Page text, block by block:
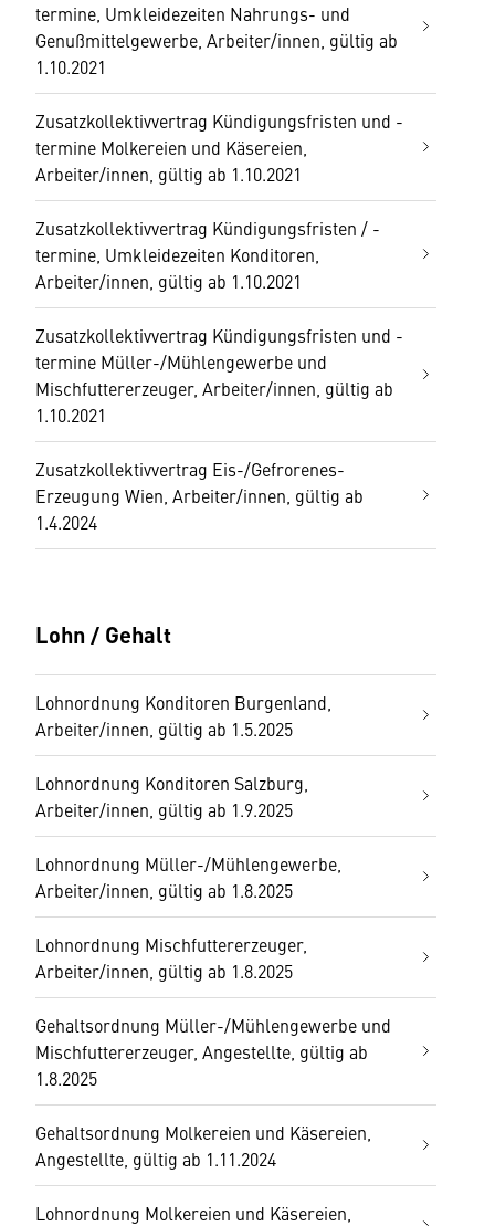
termine, Umkleidezeiten Nahrungs- und
Genußmittelgewerbe, Arbeiter/innen, gültig ab
1.10.2021
Zusatzkollektivvertrag Kündigungsfristen und -
termine Molkereien und Käsereien,
Arbeiter/innen, gültig ab 1.10.2021
Zusatzkollektivvertrag Kündigungsfristen / -
termine, Umkleidezeiten Konditoren,
Arbeiter/innen, gültig ab 1.10.2021
Zusatzkollektivvertrag Kündigungsfristen und -
termine Müller-/Mühlengewerbe und
Mischfuttererzeuger, Arbeiter/innen, gültig ab
1.10.2021
Zusatzkollektivvertrag Eis-/Gefrorenes-
Erzeugung Wien, Arbeiter/innen, gültig ab
1.4.2024
Lohn / Gehalt
Lohnordnung Konditoren Burgenland,
Arbeiter/innen, gültig ab 1.5.2025
Lohnordnung Konditoren Salzburg,
Arbeiter/innen, gültig ab 1.9.2025
Lohnordnung Müller-/Mühlengewerbe,
Arbeiter/innen, gültig ab 1.8.2025
Lohnordnung Mischfuttererzeuger,
Arbeiter/innen, gültig ab 1.8.2025
Gehaltsordnung Müller-/Mühlengewerbe und
Mischfuttererzeuger, Angestellte, gültig ab
1.8.2025
Gehaltsordnung Molkereien und Käsereien,
Angestellte, gültig ab 1.11.2024
Lohnordnung Molkereien und Käsereien,